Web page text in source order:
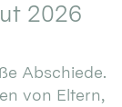
2026
Abschiede.
von Eltern,